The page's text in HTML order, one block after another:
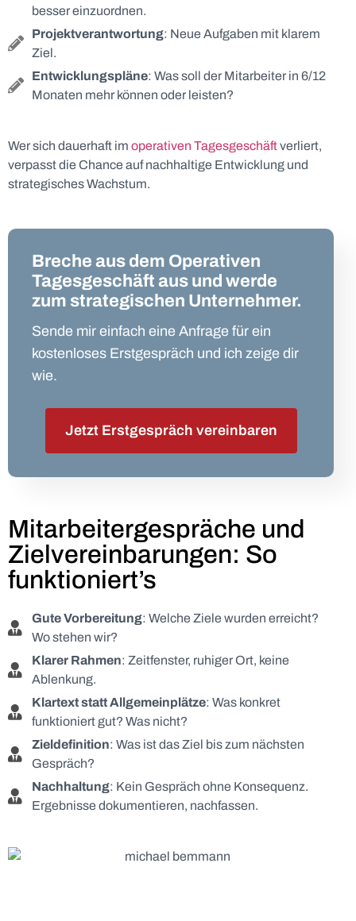
besser einzuordnen.
Projektverantwortung: Neue Aufgaben mit klarem
Ziel.
Entwicklungspläne: Was soll der Mitarbeiter in 6/12
Monaten mehr können oder leisten?
Wer sich dauerhaft im operativen Tagesgeschäftverliert,
verpasst die Chance auf nachhaltige Entwicklung und
strategisches Wachstum.
Breche aus dem Operativen
Tagesgeschäft aus und werde
zum strategischen Unternehmer.
Sende mir einfach eine Anfrage für ein
kostenloses Erstgespräch und ich zeige dir
wie.
Jetzt Erstgespräch vereinbaren
Mitarbeitergespräche und
Zielvereinbarungen: So
funktioniert’s
Gute Vorbereitung: Welche Ziele wurden erreicht?
Wo stehen wir?
Klarer Rahmen: Zeitfenster, ruhiger Ort, keine
Ablenkung.
Klartext statt Allgemeinplätze: Was konkret
funktioniert gut? Was nicht?
Zieldefinition: Was ist das Ziel bis zum nächsten
Gespräch?
Nachhaltung: Kein Gespräch ohne Konsequenz.
Ergebnisse dokumentieren, nachfassen.